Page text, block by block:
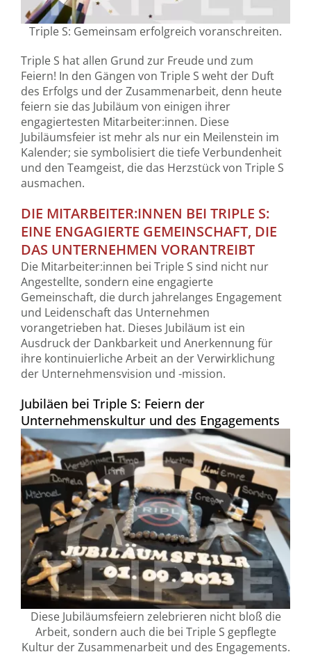
Triple S: Gemeinsam erfolgreich voranschreiten.
Triple S hat allen Grund zur Freude und zum
Feiern! In den Gängen von Triple S weht der Duft
des Erfolgs und der Zusammenarbeit, denn heute
feiern sie das Jubiläum von einigen ihrer
engagiertesten Mitarbeiter:innen. Diese
Jubiläumsfeier ist mehr als nur ein Meilenstein im
Kalender; sie symbolisiert die tiefe Verbundenheit
und den Teamgeist, die das Herzstück von Triple S
ausmachen.
DIE MITARBEITER:INNEN BEI TRIPLE S:
EINE ENGAGIERTE GEMEINSCHAFT, DIE
DAS UNTERNEHMEN VORANTREIBT
Die Mitarbeiter:innen bei Triple S sind nicht nur
Angestellte, sondern eine engagierte
Gemeinschaft, die durch jahrelanges Engagement
und Leidenschaft das Unternehmen
vorangetrieben hat. Dieses Jubiläum ist ein
Ausdruck der Dankbarkeit und Anerkennung für
ihre kontinuierliche Arbeit an der Verwirklichung
der Unternehmensvision und -mission.
Jubiläen bei Triple S: Feiern der
Unternehmenskultur und des Engagements
Diese Jubiläumsfeiern zelebrieren nicht bloß die
Arbeit, sondern auch die bei Triple S gepflegte
Kultur der Zusammenarbeit und des Engagements.